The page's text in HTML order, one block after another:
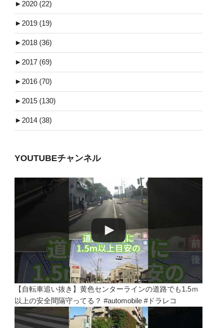
► 2020 (22)
► 2019 (19)
► 2018 (36)
► 2017 (69)
► 2016 (70)
► 2015 (130)
► 2014 (38)
YOUTUBEチャンネル
【自転車追い抜き】黄色センターラインの道路でも1.5ｍ
以上の安全間隔守ってる？ #automobile #ドラレコ